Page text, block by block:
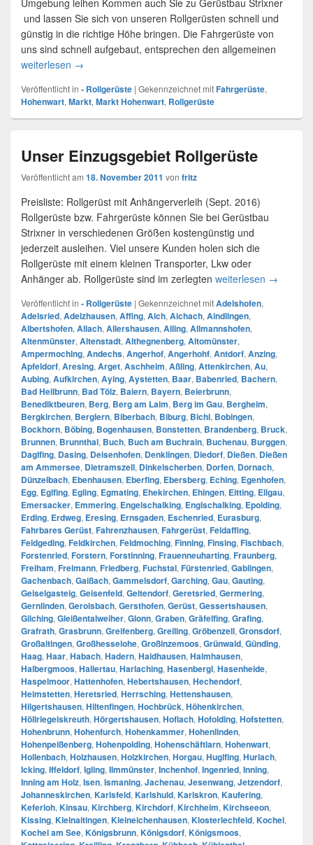
Umgebung leihen Kommen auch Sie zu Gerüstbau Strixner
und lassen Sie sich von unseren Rollgerüsten schnell und
günstig in die richtige Höhe bringen. Die Fahrgerüste von
uns sind schnell aufgebaut, entsprechen den allgemeinen
weiterlesen Rollgerüste mieten in Markt Hohenwart
→
Veröffentlicht in - Rollgerüste | Gekennzeichnet mitFahrgerüste,
Hohenwart, Markt, Markt Hohenwart, Rollgerüste
Unser Einzugsgebiet Rollgerüste
Veröffentlicht am 18. November 2011 von fritz
Preisliste: Rollgerüst mit Anhängerverleih (Sept. 2016)
Rollgerüste bzw. Fahrgerüste können Sie bei Gerüstbau
Strixner in verschiedenen Größen kostengünstig und
jederzeit ausleihen. Viel unsere Kunden holen sich die
Rollgerüste mit einem kleinen Transporter, Lkw oder
Anhänger ab. Rollgerüste sind im zerlegten weiterlesen Unser
→
Veröffentlicht in - Rollgerüste | Gekennzeichnet mitAdelshofen,
Adelsried, Adelzhausen, Affing, Aich, Aichach, Aindlingen,
Albertshofen, Allach, Allershausen, Alling, Allmannshofen,
Altenmünster, Altenstadt, Althegnenberg, Altomünster,
Ampermoching, Andechs, Angerhof, Angerhohf, Antdorf, Anzing,
Apfeldorf, Aresing, Arget, Aschheim, Aßling, Attenkirchen, Au,
Aubing, Aufkirchen, Aying, Aystetten, Baar, Babenried, Bachern,
Bad Heilbrunn, Bad Tölz, Baiern, Bayern, Beierbrunn,
Benediktbeuren, Berg, Berg am Laim, Berg im Gau, Bergheim,
Bergkirchen, Berglern, Biberbach, Biburg, Bichl, Bobingen,
Bockhorn, Böbing, Bogenhausen, Bonstetten, Brandenberg, Bruck,
Brunnen, Brunnthal, Buch, Buch am Buchrain, Buchenau, Burggen,
Daglfing, Dasing, Deisenhofen, Denklingen, Diedorf, Dießen, Dießen
am Ammersee, Dietramszell, Dinkelscherben, Dorfen, Dornach,
Dünzelbach, Ebenhausen, Eberfing, Ebersberg, Eching, Egenhofen,
Egg, Eglfing, Egling, Egmating, Ehekirchen, Ehingen, Eitting, Ellgau,
Emersacker, Emmering, Engelschalking, Englschalking, Epolding,
Erding, Erdweg, Eresing, Ernsgaden, Eschenried, Eurasburg,
Fahrbares Gerüst, Fahrenzhausen, Fahrgerüst, Feldaffing,
Feldgeding, Feldkirchen, Feldmoching, Finning, Finsing, Fischbach,
Forstenried, Forstern, Forstinning, Frauenneuharting, Fraunberg,
Freiham, Freimann, Friedberg, Fuchstal, Fürstenried, Gablingen,
Gachenbach, Gaißach, Gammelsdorf, Garching, Gau, Gauting,
Geiselgasteig, Geisenfeld, Geltendorf, Geretsried, Germering,
Gernlinden, Gerolsbach, Gersthofen, Gerüst, Gessertshausen,
Gilching, Gleißentalweiher, Glonn, Graben, Gräfelfing, Grafing,
Grafrath, Grasbrunn, Greifenberg, Greiling, Gröbenzell, Gronsdorf,
Großaitingen, Großhesselohe, Großinzemoos, Grünwald, Günding,
Haag, Haar, Habach, Hadern, Haidhausen, Haimhausen,
Halbergmoos, Hallertau, Harlaching, Hasenbergl, Hasenheide,
Haspelmoor, Hattenhofen, Hebertshausen, Hechendorf,
Heimstetten, Heretsried, Herrsching, Hettenshausen,
Hilgertshausen, Hiltenfingen, Hochbrück, Höhenkirchen,
Höllriegelskreuth, Hörgertshausen, Hoflach, Hofolding, Hofstetten,
Hohenbrunn, Hohenfurch, Hohenkammer, Hohenlinden,
Hohenpeißenberg, Hohenpolding, Hohenschäftlarn, Hohenwart,
Hollenbach, Holzhausen, Holzkirchen, Horgau, Huglfing, Hurlach,
Icking, Iffeldorf, Igling, Ilmmünster, Inchenhof, Ingenried, Inning,
Inning am Holz, Isen, Ismaning, Jachenau, Jesenwang, Jetzendorf,
Johanneskirchen, Karlsfeld, Karlshuld, Karlskron, Kaufering,
Keferloh, Kinsau, Kirchberg, Kirchdorf, Kirchheim, Kirchseeon,
Kissing, Kleinaitingen, Kleineichenhausen, Klosterlechfeld, Kochel,
Kochel am See, Königsbrunn, Königsdorf, Königsmoos,